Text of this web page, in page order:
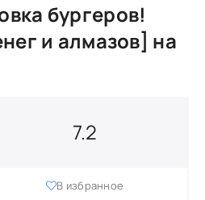
бургеров!
и алмазов] на
7.2
В избранное